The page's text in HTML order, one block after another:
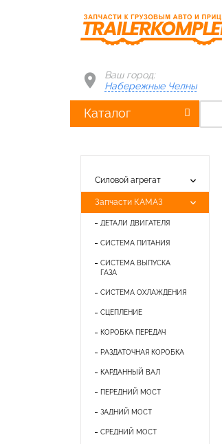
Ваш город:
Набережные Челны
Каталог
Силовой агрегат keyboard_arrow_down
Запчасти КАМАЗ keyboard_arrow_down
ДЕТАЛИ ДВИГАТЕЛЯ
СИСТЕМА ПИТАНИЯ
СИСТЕМА ВЫПУСКА
ГАЗА
СИСТЕМА ОХЛАЖДЕНИЯ
СЦЕПЛЕНИЕ
КОРОБКА ПЕРЕДАЧ
РАЗДАТОЧНАЯ КОРОБКА
КАРДАННЫЙ ВАЛ
ПЕРЕДНИЙ МОСТ
ЗАДНИЙ МОСТ
СРЕДНИЙ МОСТ